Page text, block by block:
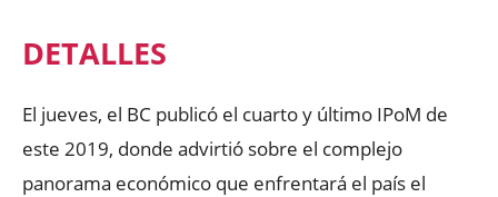
DETALLES
El jueves, el BC publicó el cuarto y último IPoM de
este 2019, donde advirtió sobre el complejo
panorama económico que enfrentará el país el